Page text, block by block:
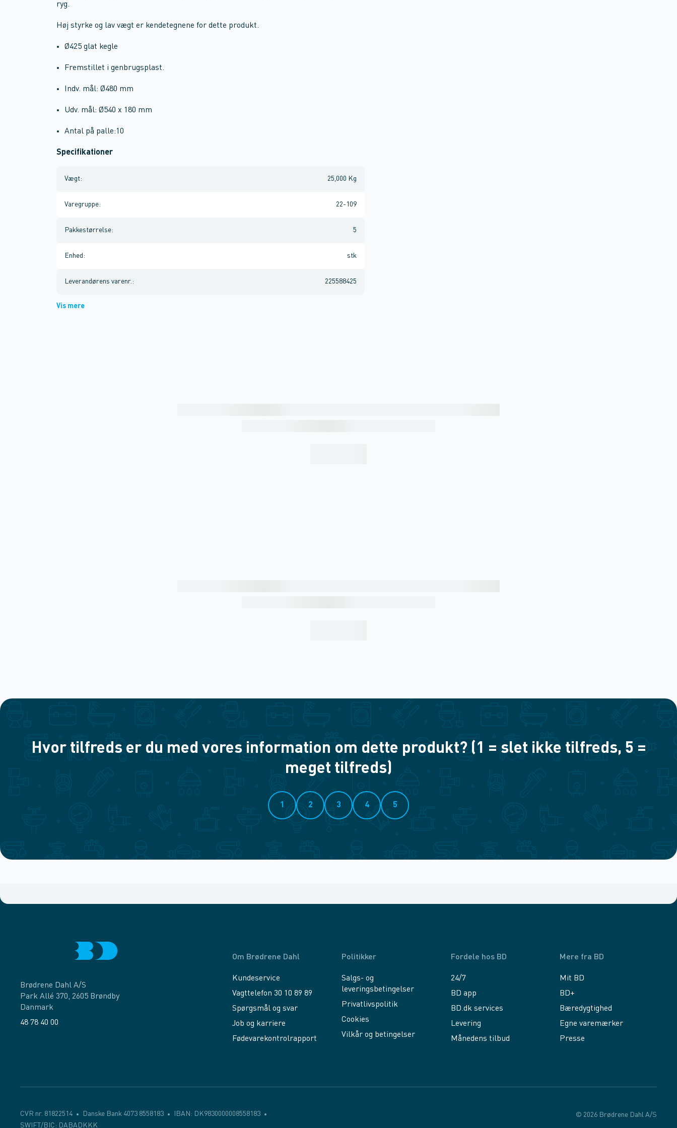
ryg.
Høj styrke og lav vægt er kendetegnene for dette produkt.
Ø425 glat kegle
Fremstillet i genbrugsplast.
Indv. mål: Ø480 mm
Udv. mål: Ø540 x 180 mm
Antal på palle:10
Specifikationer
Vægt: 25,000 Kg
Varegruppe: 22-109
Pakkestørrelse: 5
Enhed : stk
Leverandørens varenr. : 225588425
Vis mere
Hvor tilfreds er du med vores information om dette produkt? (1 = slet ikke tilfreds, 5 =
meget tilfreds)
1 2 3 4 5
Brødrene Dahl A/S
Park Allé 370, 2605 Brøndby
Danmark
48 78 40 00
Om Brødrene Dahl
Kundeservice
Vagttelefon 30 10 89 89
Spørgsmål og svar
Job og karriere
Fødevarekontrolrapport
Politikker
Salgs- og
leveringsbetingelser
Privatlivspolitik
Cookies
Vilkår og betingelser
Fordele hos BD
24/7
BD app
BD.dk services
Levering
Månedens tilbud
Mere fra BD
Mit BD
BD+
Bæredygtighed
Egne varemærker
Presse
CVR nr. 81822514 Danske Bank 4073 8558183
IBAN: DK9830000008558183
SWIFT/BIC: DABADKKK
© 2026 Brødrene Dahl A/S